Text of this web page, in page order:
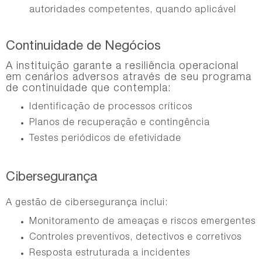
autoridades competentes, quando aplicável
Continuidade de Negócios
A instituição garante a resiliência operacional
em cenários adversos através de seu programa
de continuidade que contempla:
Identificação de processos críticos
Planos de recuperação e contingência
Testes periódicos de efetividade
Cibersegurança
A gestão de cibersegurança inclui:
Monitoramento de ameaças e riscos emergentes
Controles preventivos, detectivos e corretivos
Resposta estruturada a incidentes